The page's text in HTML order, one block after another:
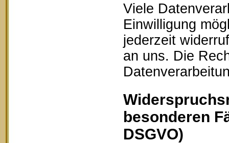
Viele
Einwilligung
jederzeit
an uns. Die
besonderen
DSGVO)